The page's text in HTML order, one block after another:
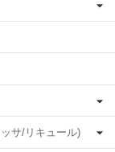
サ/リキュール)